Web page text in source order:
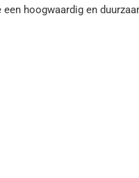
hoogwaardig en